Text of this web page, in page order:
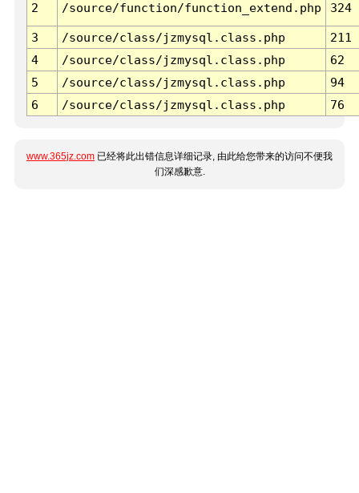
2 /source/function/function_extend.php 324
3 /source/class/jzmysql.class.php
211
4
/source/class/jzmysql.class.php
62
5
/source/class/jzmysql.class.php
94
6
/source/class/jzmysql.class.php 76
www.365jz.com 已经将此出错信息详细记录, 由此给您带来的访问不便我
们深感歉意.